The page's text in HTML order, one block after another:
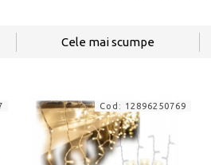
Cele mai scumpe
Cod: 12896250769